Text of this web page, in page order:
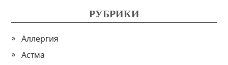
РУБРИКИ
Аллергия
Астма